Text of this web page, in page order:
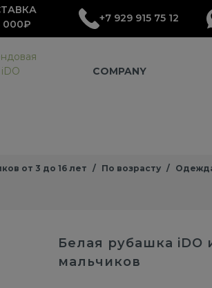
000₽
+7 929 915 75 12
COMPANY
от 3 до 16 лет По возрасту
Белая рубашка iDO
мальчиков